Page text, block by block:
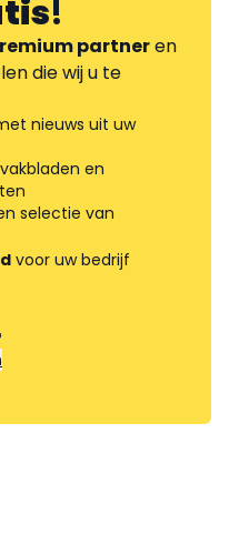
!
partneren
die wij u te
nieuws uit uw
en
selectie van
voor uw bedrijf